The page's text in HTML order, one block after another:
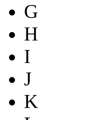
G
H
I
J
K